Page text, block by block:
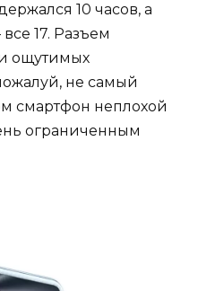
10 часов, а
17. Разъем
ощутимых
не самый
смартфон неплохой
ограниченным